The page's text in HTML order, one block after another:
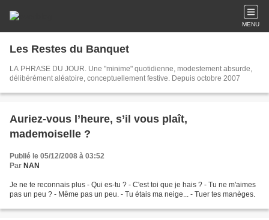
MENU
Les Restes du Banquet
LA PHRASE DU JOUR. Une "minime" quotidienne, modestement absurde,
délibérément aléatoire, conceptuellement festive. Depuis octobre 2007
Auriez-vous l’heure, s’il vous plaît,
mademoiselle ?
Publié le 05/12/2008 à 03:52
Par NAN
Je ne te reconnais plus ‑ Qui es-tu ? ‑ C'est toi que je hais ? ‑ Tu ne m'aimes
pas un peu ? ‑ Même pas un peu. ‑ Tu étais ma neige... ‑ Tuer tes manèges.